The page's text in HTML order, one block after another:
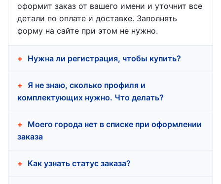
оформит заказ от вашего имени и уточнит все
детали по оплате и доставке. Заполнять
форму на сайте при этом не нужно.
Нужна ли регистрация, чтобы купить?
Я не знаю, сколько профиля и
комплектующих нужно. Что делать?
Моего города нет в списке при оформлении
заказа
Как узнать статус заказа?